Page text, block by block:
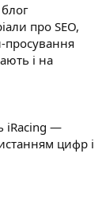
про SEO,
просування
і на
iRacing —
цифр і